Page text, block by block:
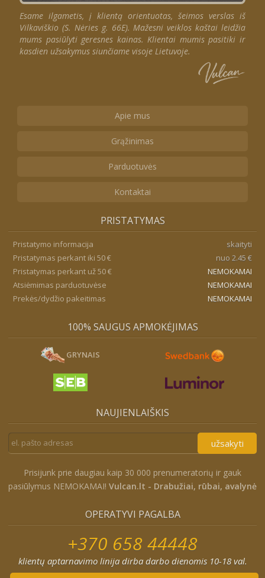
Esame ilgametis, į klientą orientuotas, šeimos verslas iš
Vilkaviškio (S. Nėries g. 66E). Mažesni veiklos kaštai leidžia
mums pasiūlyti geresnes kainas. Klientai mumis pasitiki ir
kasdien užsakymus siunčiame visoje Lietuvoje.
Apie mus
Grąžinimas
Parduotuvės
Kontaktai
PRISTATYMAS
Pristatymo informacija
skaityti
Pristatymas perkant iki 50 €
nuo 2.45 €
Pristatymas perkant už 50 €
NEMOKAMAI
Atsiėmimas parduotuvėse
NEMOKAMAI
Prekės/dydžio pakeitimas
NEMOKAMAI
100% SAUGUS APMOKĖJIMAS
GRYNAIS
NAUJIENLAIŠKIS
užsakyti
Prisijunk prie daugiau kaip 30 000 prenumeratorių ir gauk
pasiūlymus NEMOKAMAI! Vulcan.lt - Drabužiai, rūbai, avalynė
OPERATYVI PAGALBA
+370 658 44448
klientų aptarnavimo linija dirba darbo dienomis 10-18 val.